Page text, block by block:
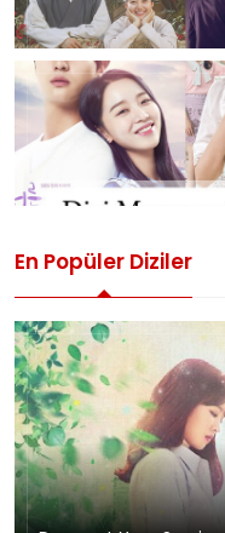
En Popüler Diziler